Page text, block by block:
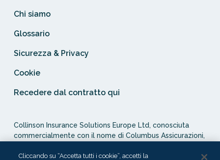
Chi siamo
Glossario
Sicurezza & Privacy
Cookie
Recedere dal contratto qui
Collinson Insurance Solutions Europe Ltd, conosciuta
commercialmente con il nome di Columbus Assicurazioni,
Authority in qualità di agente assicurativo (Distribution Act
Cliccando su “Accetta tutti i cookie”, accetti la